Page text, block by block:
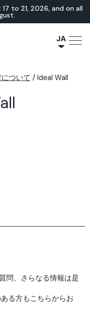
to 21, 2026, and on all
JA
ついて / Ideal Wall
問、さらなる情報は是
る方もこちらからお